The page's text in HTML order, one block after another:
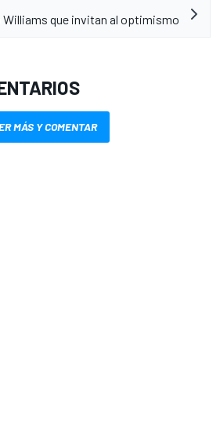
Williams que invitan al optimismo
MÁS Y COMENTAR